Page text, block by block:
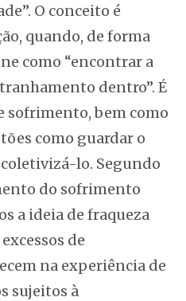
O conceito é
quando, de forma
como “encontrar a
dentro”. É
sofrimento, bem como
como guardar o
lo. Segundo
do sofrimento
a ideia de fraqueza
de
na experiência de
sujeitos à